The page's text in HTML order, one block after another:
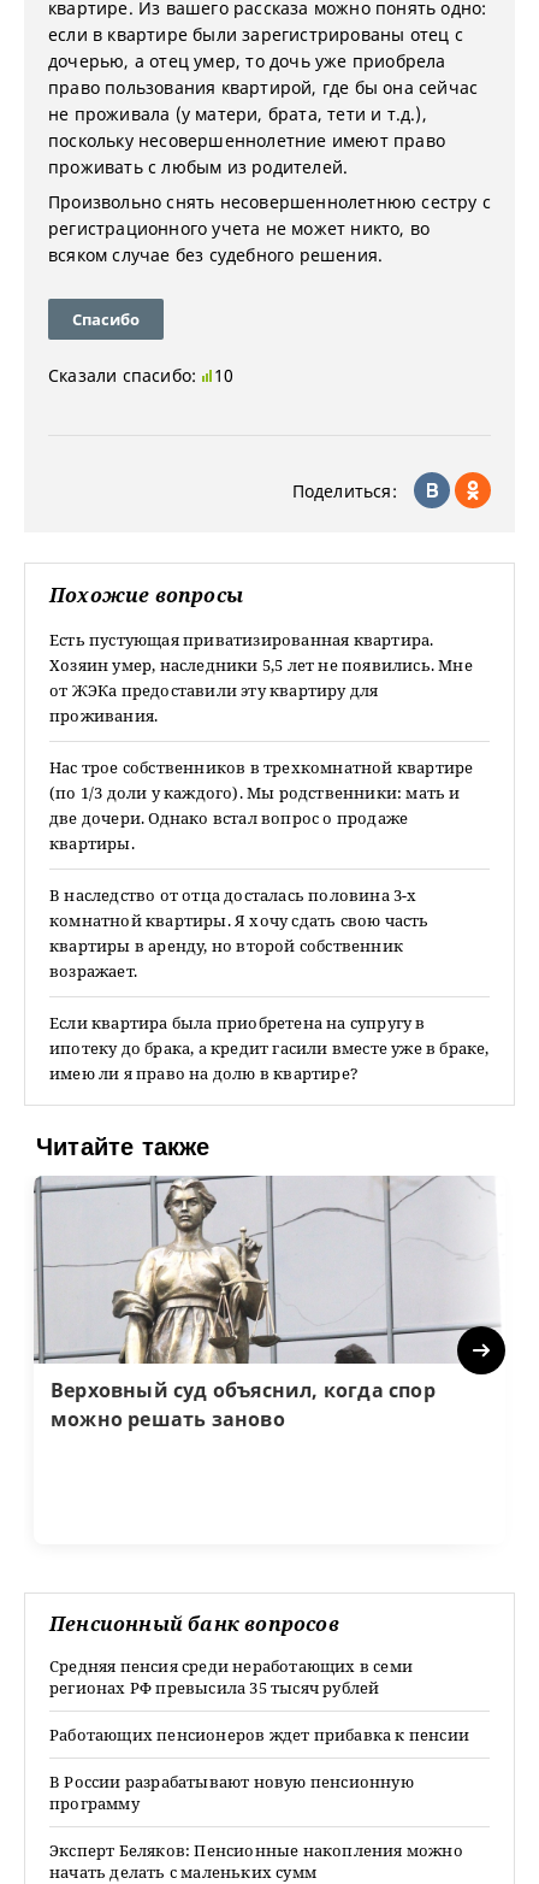
квартире. Из вашего рассказа можно понять одно:
если в квартире были зарегистрированы отец с
дочерью, а отец умер, то дочь уже приобрела
право пользования квартирой, где бы она сейчас
не проживала (у матери, брата, тети и т.д.),
поскольку несовершеннолетние имеют право
проживать с любым из родителей.
Произвольно снять несовершеннолетнюю сестру с
регистрационного учета не может никто, во
всяком случае без судебного решения.
Спасибо
Сказали спасибо: 10
Поделиться:
Похожие вопросы
Есть пустующая приватизированная квартира.
Хозяин умер, наследники 5,5 лет не появились. Мне
от ЖЭКа предоставили эту квартиру для
проживания.
Нас трое собственников в трехкомнатной квартире
(по 1/3 доли у каждого). Мы родственники: мать и
две дочери. Однако встал вопрос о продаже
квартиры.
В наследство от отца досталась половина 3-х
комнатной квартиры. Я хочу сдать свою часть
квартиры в аренду, но второй собственник
возражает.
Если квартира была приобретена на супругу в
ипотеку до брака, а кредит гасили вместе уже в браке,
имею ли я право на долю в квартире?
Читайте также
Верховный суд объяснил, когда спор
можно решать заново
Next
Пенсионный банк вопросов
Средняя пенсия среди неработающих в семи
регионах РФ превысила 35 тысяч рублей
Работающих пенсионеров ждет прибавка к пенсии
В России разрабатывают новую пенсионную
программу
Эксперт Беляков: Пенсионные накопления можно
начать делать с маленьких сумм